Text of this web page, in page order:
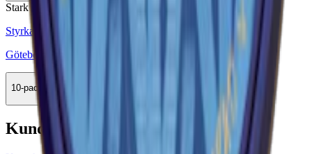
Stark
Styrka Stark · Large
Göteborgs Rapé Stark Vit Portion
10-pack
Kundservice